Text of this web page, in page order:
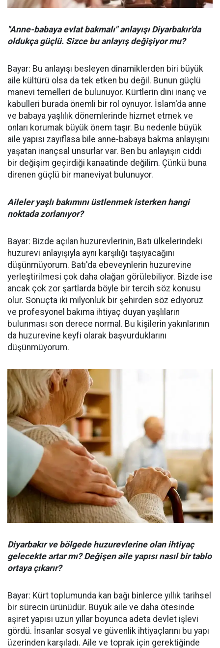
"Anne-babaya evlat bakmalı" anlayışı Diyarbakır'da
oldukça güçlü. Sizce bu anlayış değişiyor mu?
Bayar: Bu anlayışı besleyen dinamiklerden biri büyük
aile kültürü olsa da tek etken bu değil. Bunun güçlü
manevi temelleri de bulunuyor. Kürtlerin dini inanç ve
kabulleri burada önemli bir rol oynuyor. İslam'da anne
ve babaya yaşlılık dönemlerinde hizmet etmek ve
onları korumak büyük önem taşır. Bu nedenle büyük
aile yapısı zayıflasa bile anne-babaya bakma anlayışını
yaşatan inançsal unsurlar var. Ben bu anlayışın ciddi
bir değişim geçirdiği kanaatinde değilim. Çünkü buna
direnen güçlü bir maneviyat bulunuyor.
Aileler yaşlı bakımını üstlenmek isterken hangi
noktada zorlanıyor?
Bayar: Bizde açılan huzurevlerinin, Batı ülkelerindeki
huzurevi anlayışıyla aynı karşılığı taşıyacağını
düşünmüyorum. Batı'da ebeveynlerin huzurevine
yerleştirilmesi çok daha olağan görülebiliyor. Bizde ise
ancak çok zor şartlarda böyle bir tercih söz konusu
olur. Sonuçta iki milyonluk bir şehirden söz ediyoruz
ve profesyonel bakıma ihtiyaç duyan yaşlıların
bulunması son derece normal. Bu kişilerin yakınlarının
da huzurevine keyfi olarak başvurduklarını
düşünmüyorum.
Diyarbakır ve bölgede huzurevlerine olan ihtiyaç
gelecekte artar mı? Değişen aile yapısı nasıl bir tablo
ortaya çıkarır?
Bayar: Kürt toplumunda kan bağı binlerce yıllık tarihsel
bir sürecin ürünüdür. Büyük aile ve daha ötesinde
aşiret yapısı uzun yıllar boyunca adeta devlet işlevi
gördü. İnsanlar sosyal ve güvenlik ihtiyaçlarını bu yapı
üzerinden karşıladı. Aile ve toprak için gerektiğinde